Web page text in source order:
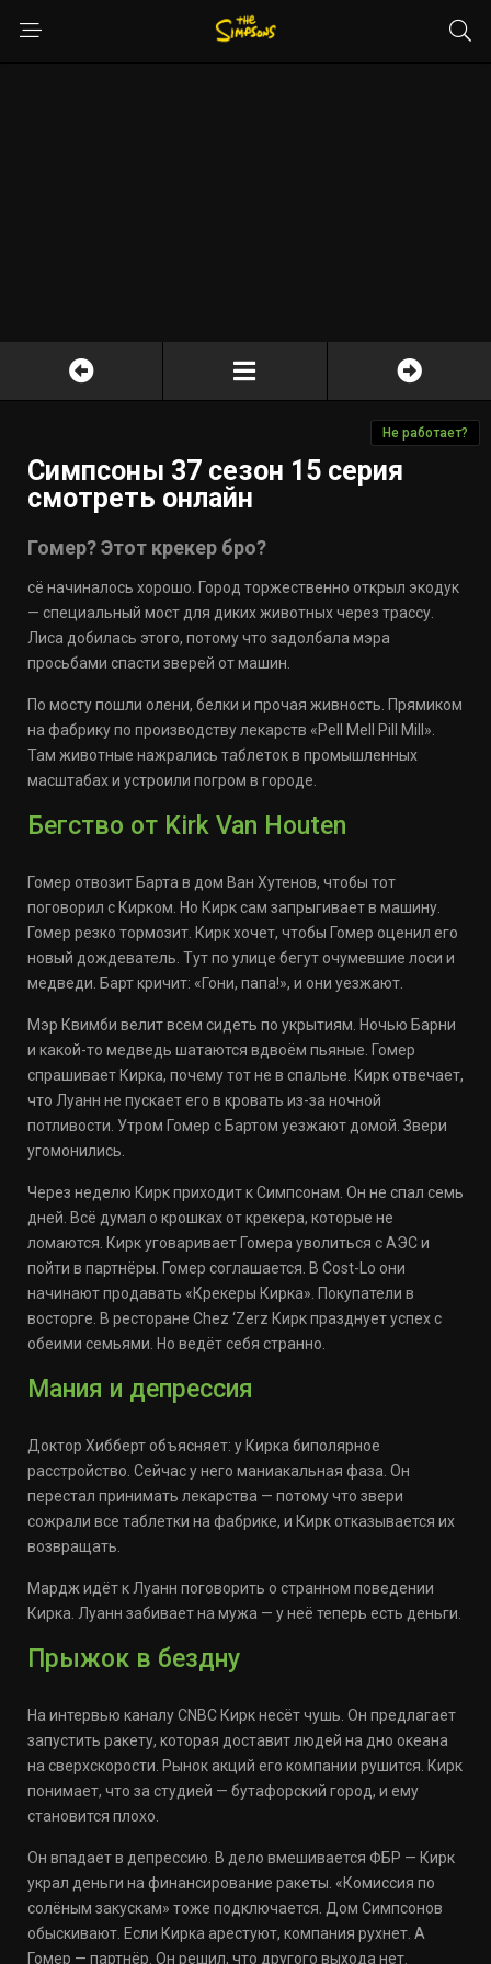
Не работает?
Симпсоны 37 сезон 15 серия
смотреть онлайн
Гомер? Этот крекер бро?
сё начиналось хорошо. Город торжественно открыл экодук
— специальный мост для диких животных через трассу.
Лиса добилась этого, потому что задолбала мэра
просьбами спасти зверей от машин.
По мосту пошли олени, белки и прочая живность. Прямиком
на фабрику по производству лекарств «Pell Mell Pill Mill».
Там животные нажрались таблеток в промышленных
масштабах и устроили погром в городе.
Бегство от Kirk Van Houten
Гомер отвозит Барта в дом Ван Хутенов, чтобы тот
поговорил с Кирком. Но Кирк сам запрыгивает в машину.
Гомер резко тормозит. Кирк хочет, чтобы Гомер оценил его
новый дождеватель. Тут по улице бегут очумевшие лоси и
медведи. Барт кричит: «Гони, папа!», и они уезжают.
Мэр Квимби велит всем сидеть по укрытиям. Ночью Барни
и какой-то медведь шатаются вдвоём пьяные. Гомер
спрашивает Кирка, почему тот не в спальне. Кирк отвечает,
что Луанн не пускает его в кровать из-за ночной
потливости. Утром Гомер с Бартом уезжают домой. Звери
угомонились.
Через неделю Кирк приходит к Симпсонам. Он не спал семь
дней. Всё думал о крошках от крекера, которые не
ломаются. Кирк уговаривает Гомера уволиться с АЭС и
пойти в партнёры. Гомер соглашается. В Cost-Lo они
начинают продавать «Крекеры Кирка». Покупатели в
восторге. В ресторане Chez ‘Zerz Кирк празднует успех с
обеими семьями. Но ведёт себя странно.
Мания и депрессия
Доктор Хибберт объясняет: у Кирка биполярное
расстройство. Сейчас у него маниакальная фаза. Он
перестал принимать лекарства — потому что звери
сожрали все таблетки на фабрике, и Кирк отказывается их
возвращать.
Мардж идёт к Луанн поговорить о странном поведении
Кирка. Луанн забивает на мужа — у неё теперь есть деньги.
Прыжок в бездну
На интервью каналу CNBC Кирк несёт чушь. Он предлагает
запустить ракету, которая доставит людей на дно океана
на сверхскорости. Рынок акций его компании рушится. Кирк
понимает, что за студией — бутафорский город, и ему
становится плохо.
Он впадает в депрессию. В дело вмешивается ФБР — Кирк
украл деньги на финансирование ракеты. «Комиссия по
солёным закускам» тоже подключается. Дом Симпсонов
обыскивают. Если Кирка арестуют, компания рухнет. А
Гомер — партнёр. Он решил, что другого выхода нет.